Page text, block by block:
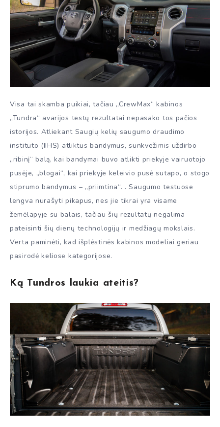
Visa tai skamba puikiai, tačiau „CrewMax“ kabinos
„Tundra“ avarijos testų rezultatai nepasako tos pačios
istorijos. Atliekant Saugių kelių saugumo draudimo
instituto (IIHS) atliktus bandymus, sunkvežimis uždirbo
„ribinį“ balą, kai bandymai buvo atlikti priekyje vairuotojo
pusėje, „blogai“, kai priekyje keleivio pusė sutapo, o stogo
stiprumo bandymus – „priimtina“. . Saugumo testuose
lengva nurašyti pikapus, nes jie tikrai yra visame
žemėlapyje su balais, tačiau šių rezultatų negalima
pateisinti šių dienų technologijų ir medžiagų mokslais.
Verta paminėti, kad išplėstinės kabinos modeliai geriau
pasirodė keliose kategorijose.
Ką Tundros laukia ateitis?